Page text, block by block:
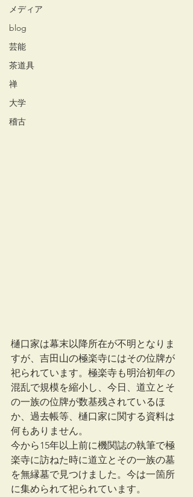
メディア
blog
芸能
茶道具
禅
大学
稽古
樋口家は幕末以降所在が不明となりま
すが、吉田山の極楽寺にはその位牌が
祀られています。極楽寺も明治初年の
混乱で規模を縮小し、今日、道立とそ
の一族の位牌が数基残されているほ
か、過去帳等、樋口家に関する資料は
何もありません。
今から15年以上前に機関誌の執筆で極
楽寺に訪ねた時に道立とその一族の墓
を無縁墓で見つけました。今は一箇所
に集められて祀られています。